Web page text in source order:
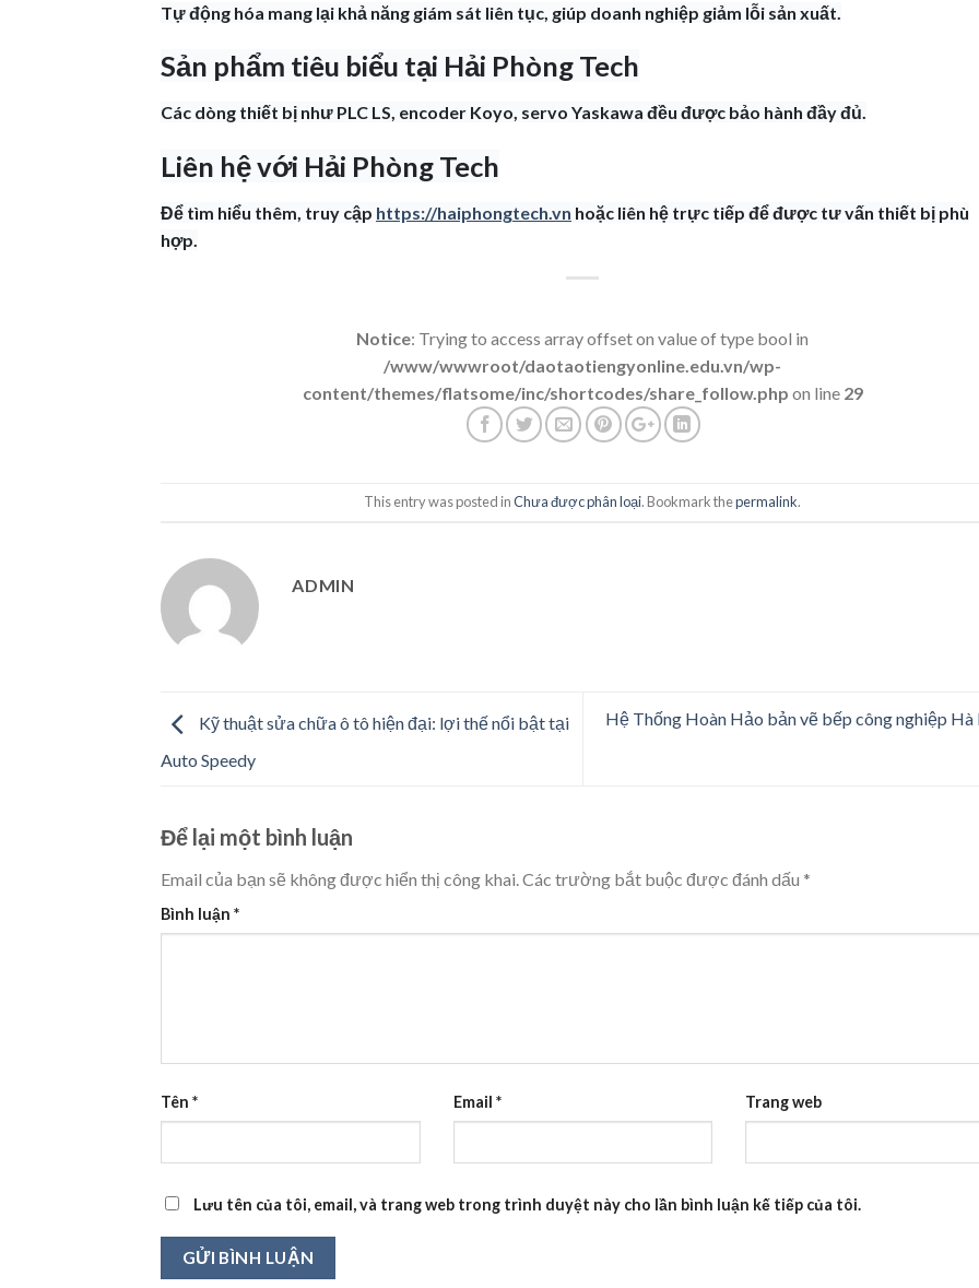
Tự động hóa mang lại khả năng giám sát liên tục, giúp doanh nghiệp giảm lỗi sản xuất.
Sản phẩm tiêu biểu tại Hải Phòng Tech
Các dòng thiết bị như PLC LS, encoder Koyo, servo Yaskawa đều được bảo hành đầy đủ.
Liên hệ với Hải Phòng Tech
Để tìm hiểu thêm, truy cập https://haiphongtech.vn hoặc liên hệ trực tiếp để được tư vấn thiết bị phù
hợp.
Notice: Trying to access array offset on value of type bool in
/www/wwwroot/daotaotiengyonline.edu.vn/wp-
content/themes/flatsome/inc/shortcodes/share_follow.php on line 29
This entry was posted inChưa được phân loại. Bookmark thepermalink.
ADMIN
Kỹ thuật sửa chữa ô tô hiện đại: lợi thế nổi bật tại
Auto Speedy
Hệ Thống Hoàn Hảo bản vẽ bếp công nghiệp Hà
Để lại một bình luận
Email của bạn sẽ không được hiển thị công khai.Các trường bắt buộc được đánh dấu *
Bình luận *
Tên * Email * Trang web
Lưu tên của tôi, email, và trang web trong trình duyệt này cho lần bình luận kế tiếp của tôi.